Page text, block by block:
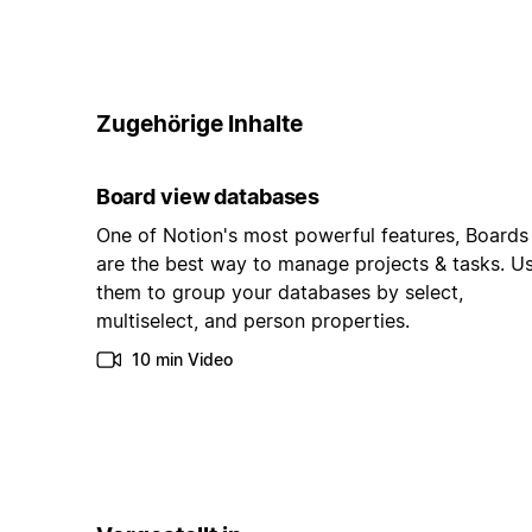
Zugehörige Inhalte
Board view databases
One of Notion's most powerful features, Boards
are the best way to manage projects & tasks.
them to group your databases by select,
multiselect, and person properties.
10 min Video